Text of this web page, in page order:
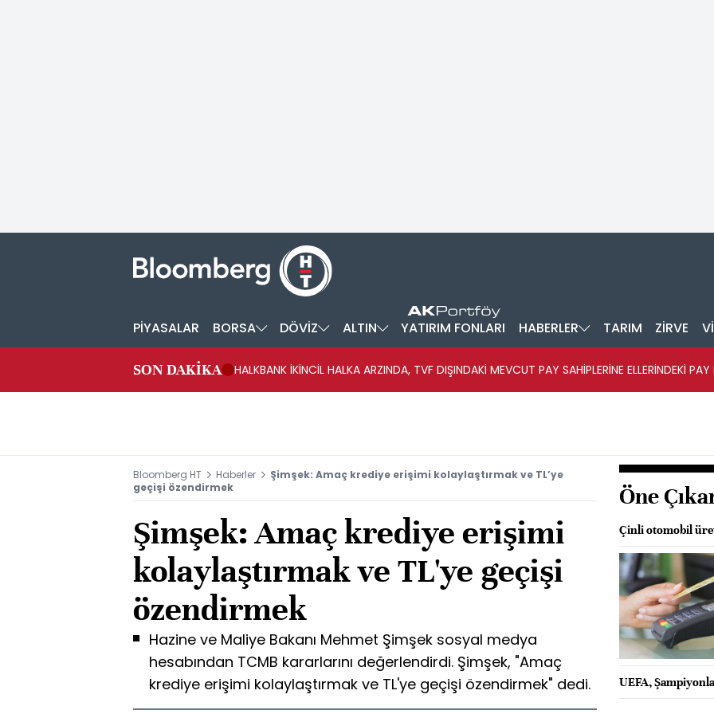
PİYASALAR BORSA DÖVİZ ALTIN YATIRIM FONLARI HABERLER TARIM ZİRVE
SON DAKİKA
HALKBANK İKİNCİL HALKA ARZINDA, TVF DIŞINDAKİ MEVCUT PAY SAHİPLERİNE ELLERİNDEKİ
Bloomberg HT Haberler
Şimşek: Amaç krediye erişimi kolaylaştırmak ve TL’ye
geçişi özendirmek
Şimşek: Amaç krediye erişimi
kolaylaştırmak ve TL'ye geçişi
özendirmek
Hazine ve Maliye Bakanı Mehmet Şimşek sosyal medya
hesabından TCMB kararlarını değerlendirdi. Şimşek, "Amaç
krediye erişimi kolaylaştırmak ve TL'ye geçişi özendirmek" dedi.
Öne
Çinli otomobil
UEFA,